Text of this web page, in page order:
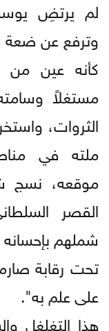
لم يرتضِ
وترفع عن ضعة
كأنه عين من
مستغلاً
الثروات،
ملته في
موقعه، نسج
القصر
شملهم بإحسانه
تحت رقابة
على علم به".
هذا التغلغل